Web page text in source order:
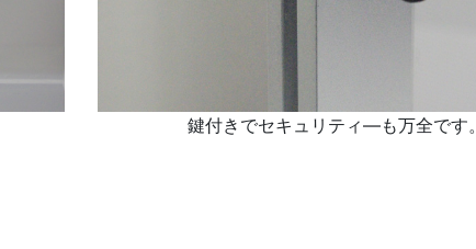
鍵付きでセキュリティ―も万全です。